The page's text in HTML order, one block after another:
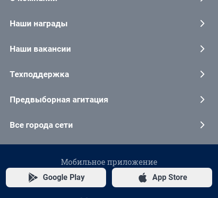
Наши награды
Наши вакансии
Техподдержка
Предвыборная агитация
Все города сети
Мобильное приложение
Google Play App Store